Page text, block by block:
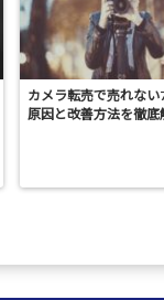
カメラ転売で売れない
原因と改善方法を徹底